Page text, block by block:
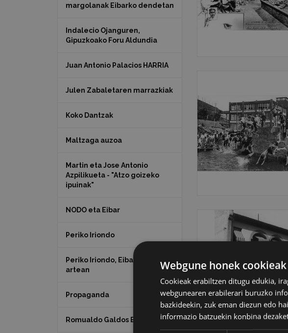
margolanak Eibarko dendetan
Indalecio Ojanguren,
Gipuzkoako Foru Aldundia
Juan Antonio Palacios HARRIA
Julen Zabaletaren marrazkiak
Koko Dantzak
Maltzaga auzoa
Martin eta Jose Antonio
Azpilikueta - "Atzo goizeko
ipuinak"
NODO eta Eibar
Periko Iriondo
Periko Iriondo, Eibar laino
artean
Propaganda
Romualdo Galdos Baertel
Webgune honek
Cookieak erabiltzen ditugu edukia,
webgunearen erabilerari buruzko
bazkideekin, zuk eman diezun edo
informazio batzuekin konbina